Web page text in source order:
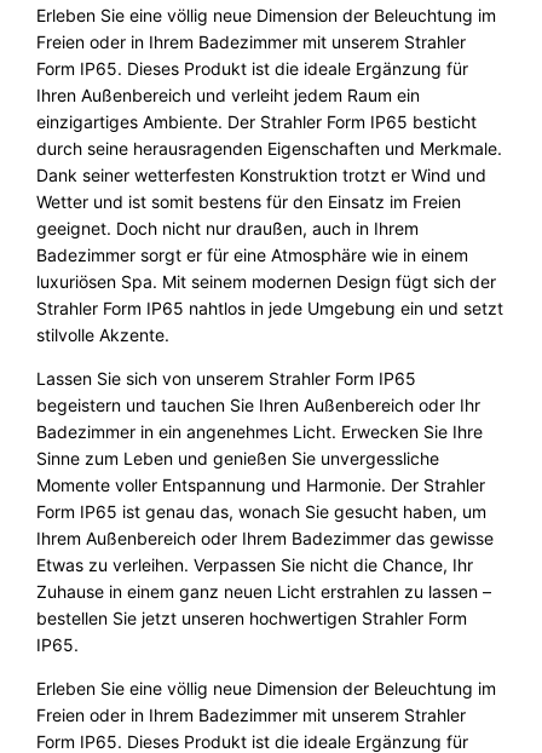
a
r
:
7
9
,
9
0
€
,
9
0
€
.
r
F
O
R
M
I
P
6
5
M
e
n
g
Erleben Sie eine völlig neue Dimension der Beleuchtung im
Freien oder in Ihrem Badezimmer mit unserem Strahler
Form IP65. Dieses Produkt ist die ideale Ergänzung für
Ihren Außenbereich und verleiht jedem Raum ein
einzigartiges Ambiente. Der Strahler Form IP65 besticht
durch seine herausragenden Eigenschaften und Merkmale.
Dank seiner wetterfesten Konstruktion trotzt er Wind und
Wetter und ist somit bestens für den Einsatz im Freien
geeignet. Doch nicht nur draußen, auch in Ihrem
Badezimmer sorgt er für eine Atmosphäre wie in einem
luxuriösen Spa. Mit seinem modernen Design fügt sich der
Strahler Form IP65 nahtlos in jede Umgebung ein und setzt
stilvolle Akzente.
Lassen Sie sich von unserem Strahler Form IP65
begeistern und tauchen Sie Ihren Außenbereich oder Ihr
Badezimmer in ein angenehmes Licht. Erwecken Sie Ihre
Sinne zum Leben und genießen Sie unvergessliche
Momente voller Entspannung und Harmonie. Der Strahler
Form IP65 ist genau das, wonach Sie gesucht haben, um
Ihrem Außenbereich oder Ihrem Badezimmer das gewisse
Etwas zu verleihen. Verpassen Sie nicht die Chance, Ihr
Zuhause in einem ganz neuen Licht erstrahlen zu lassen –
bestellen Sie jetzt unseren hochwertigen Strahler Form
IP65.
Erleben Sie eine völlig neue Dimension der Beleuchtung im
Freien oder in Ihrem Badezimmer mit unserem Strahler
Form IP65. Dieses Produkt ist die ideale Ergänzung für